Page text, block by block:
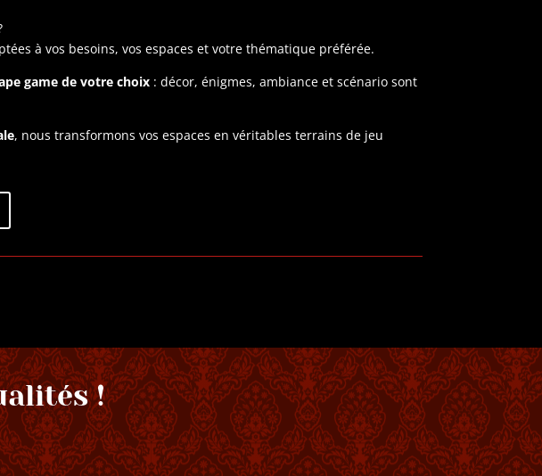
à vos besoins, vos espaces et votre thématique préférée.
game de votre choix : décor, énigmes, ambiance et scénario sont
, nous transformons vos espaces en véritables terrains de jeu
!